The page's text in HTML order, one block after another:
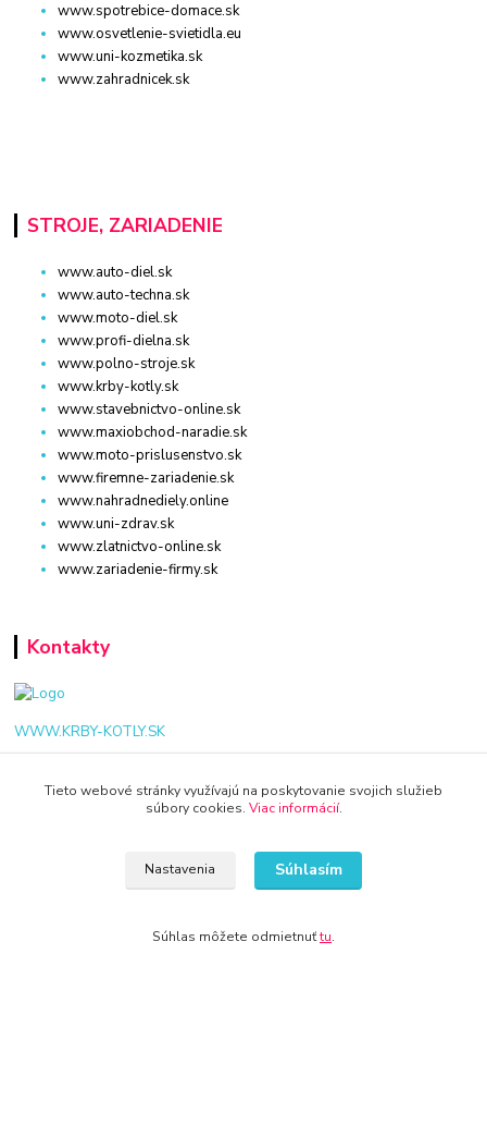
www.spotrebice-domace.sk
www.osvetlenie-svietidla.eu
www.uni-kozmetika.sk
www.zahradnicek.sk
STROJE, ZARIADENIE
www.auto-diel.sk
www.auto-techna.sk
www.moto-diel.sk
www.profi-dielna.sk
www.polno-stroje.sk
www.krby-kotly.sk
www.stavebnictvo-online.sk
www.maxiobchod-naradie.sk
www.moto-prislusenstvo.sk
www.firemne-zariadenie.sk
www.nahradnediely.online
www.uni-zdrav.sk
www.zlatnictvo-online.sk
www.zariadenie-firmy.sk
Kontakty
WWW.KRBY-KOTLY.SK
Tieto webové stránky využívajú na poskytovanie svojich služieb
súbory cookies. Viac informácií.
Nastavenia Súhlasím
Súhlas môžete odmietnuťtu.